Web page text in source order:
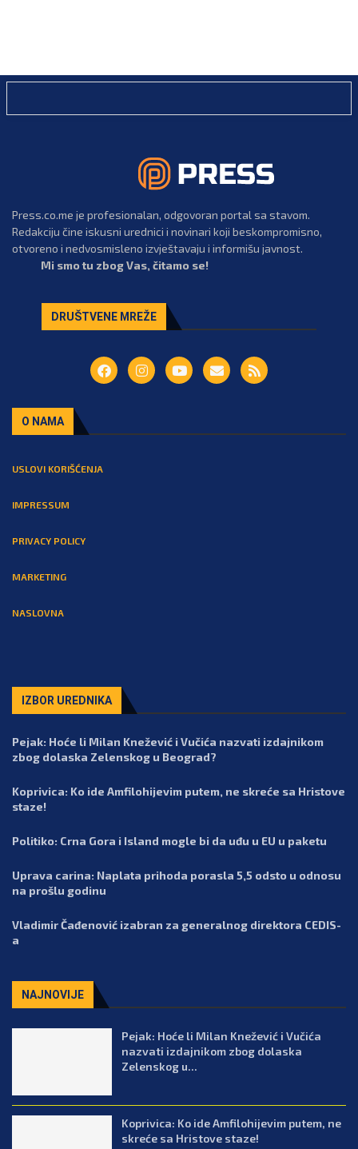
Press.co.me je profesionalan, odgovoran portal sa stavom.
Redakciju čine iskusni urednici i novinari koji beskompromisno,
otvoreno i nedvosmisleno izvještavaju i informišu javnost.
Mi smo tu zbog Vas, čitamo se!
DRUŠTVENE MREŽE
O NAMA
USLOVI KORIŠĆENJA
IMPRESSUM
PRIVACY POLICY
MARKETING
NASLOVNA
IZBOR UREDNIKA
Pejak: Hoće li Milan Knežević i Vučića nazvati izdajnikom
zbog dolaska Zelenskog u Beograd?
Koprivica: Ko ide Amfilohijevim putem, ne skreće sa Hristove
staze!
Politiko: Crna Gora i Island mogle bi da uđu u EU u paketu
Uprava carina: Naplata prihoda porasla 5,5 odsto u odnosu
na prošlu godinu
Vladimir Čađenović izabran za generalnog direktora CEDIS-
a
NAJNOVIJE
Pejak: Hoće li Milan Knežević i Vučića
nazvati izdajnikom zbog dolaska
Zelenskog u...
Koprivica: Ko ide Amfilohijevim putem, ne
skreće sa Hristove staze!